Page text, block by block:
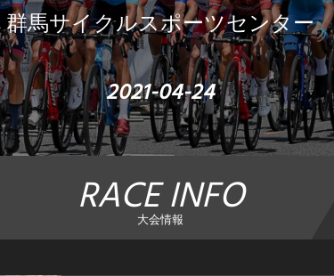
群馬サイクルスポーツセンター
2021-04-24
RACE INFO
大会情報